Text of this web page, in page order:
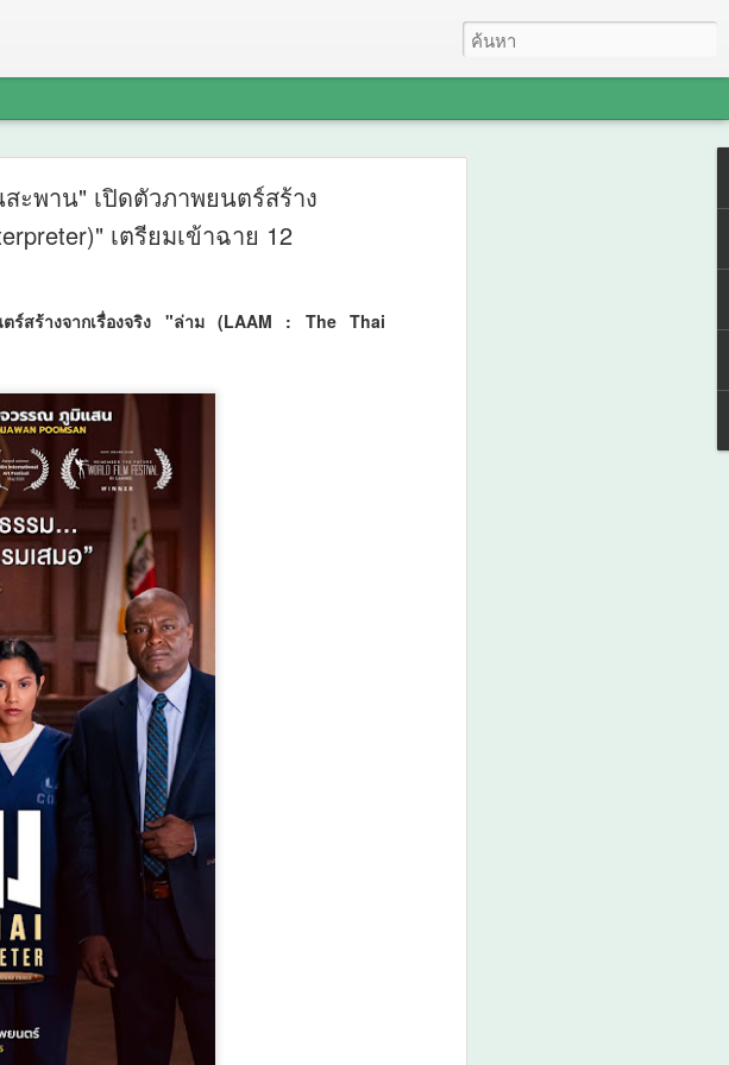
ะพาน" เปิดตัวภาพยนตร์สร้าง
เตรียมเข้าฉาย 12
ตร์สร้างจากเรื่องจริง "ล่าม (LAAM : The Thai
รฟท. จัดประชุมปัจฉิมนิเทศ
โครงการรถไฟชานเมืองสายสีแดง
สรุปผลศึกษาและรับฟังความคิด
รฟท.
มการท่องเที่ยวปั้นผู้
ะสานงานกองถ่าย
ต่างชาติมืออาชีพ เสริม
ามพร้อมไทยสู่
ย์กลางการถ่ายทำ